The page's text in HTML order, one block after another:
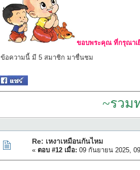
ขอบพระคุณ ที่กรุณาเ
ข้อความนี้ มี 5 สมาชิก มาชื่นชม
~รวม
Re: เหงาเหมือนกันไหม
« ตอบ #12 เมื่อ: 09 กันยายน 2025,